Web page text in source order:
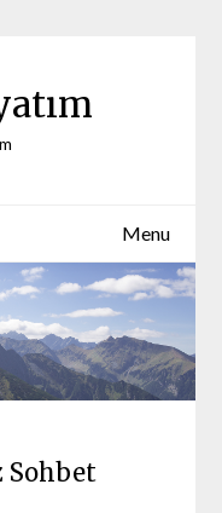
Menu
Sohbet